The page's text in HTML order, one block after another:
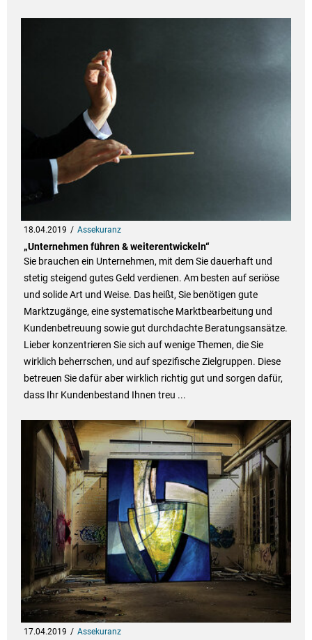
18.04.2019 Assekuranz
„Unternehmen führen & weiterentwickeln“
Sie brauchen ein Unternehmen, mit dem Sie dauerhaft und
stetig steigend gutes Geld verdienen. Am besten auf seriöse
und solide Art und Weise. Das heißt, Sie benötigen gute
Marktzugänge, eine systematische Marktbearbeitung und
Kundenbetreuung sowie gut durchdachte Beratungsansätze.
Lieber konzentrieren Sie sich auf wenige Themen, die Sie
wirklich beherrschen, und auf spezifische Zielgruppen. Diese
betreuen Sie dafür aber wirklich richtig gut und sorgen dafür,
dass Ihr Kundenbestand Ihnen treu ...
17.04.2019 Assekuranz